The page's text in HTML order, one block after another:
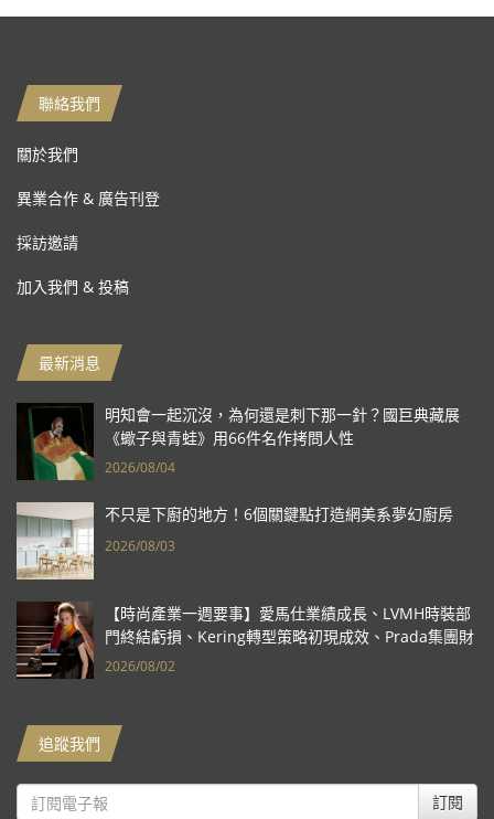
聯絡我們
關於我們
異業合作 & 廣告刊登
採訪邀請
加入我們 & 投稿
最新消息
明知會一起沉沒，為何還是刺下那一針？國巨典藏展
《蠍子與青蛙》用66件名作拷問人性
2026/08/04
不只是下廚的地方！6個關鍵點打造網美系夢幻廚房
2026/08/03
【時尚產業一週要事】愛馬仕業績成長、LVMH時裝部
門終結虧損、Kering轉型策略初現成效、Prada集團財
報亮眼
2026/08/02
追蹤我們
訂閱